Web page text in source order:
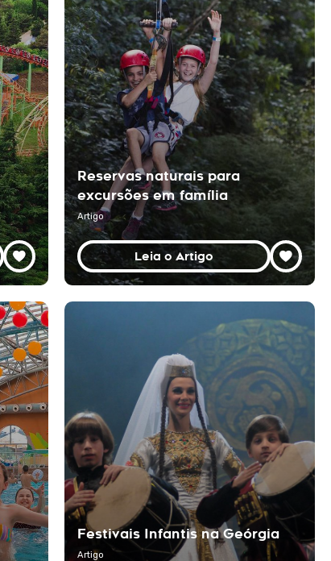
Reservas naturais para
excursões em família
Artigo
Leia o Artigo
Festivais Infantis na Geórgia
Artigo